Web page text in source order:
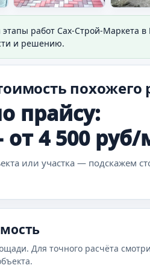
работ Сах-Строй-Маркета
и решению.
похожего
прайсу:
4 500
или участка — подскажем
Для точного расчёта